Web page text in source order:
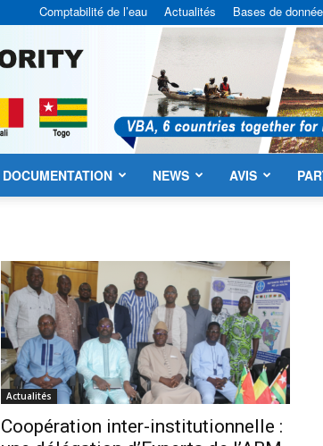
Comptabilité de l’eau Actualités Bases de
DOCUMENTATION NEWS AVIS
Actualités
Coopération inter-institutionnelle :